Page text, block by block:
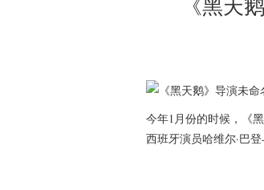
今年1月份的时候，《
西班牙演员哈维尔·巴